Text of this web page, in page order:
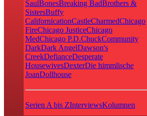
SaulBonesBreaking BadBrothers &
SistersBuffy
CalifornicationCastleCharmedChicago
FireChicago JusticeChicago
MedChicago P.D.ChuckCommunity
DarkDark AngelDawson's
CreekDefianceDesperate
HousewivesDexterDie himmlische
JoanDollhouse
Serien A bis ZInterviewsKolumnen